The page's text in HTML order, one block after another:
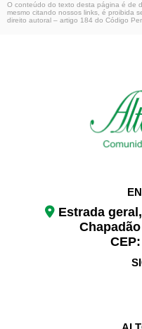
O conteúdo do texto desta página é de
mesmo citando nossos links, é proibida
direito autoral – artigo 184 do Código
Estrada